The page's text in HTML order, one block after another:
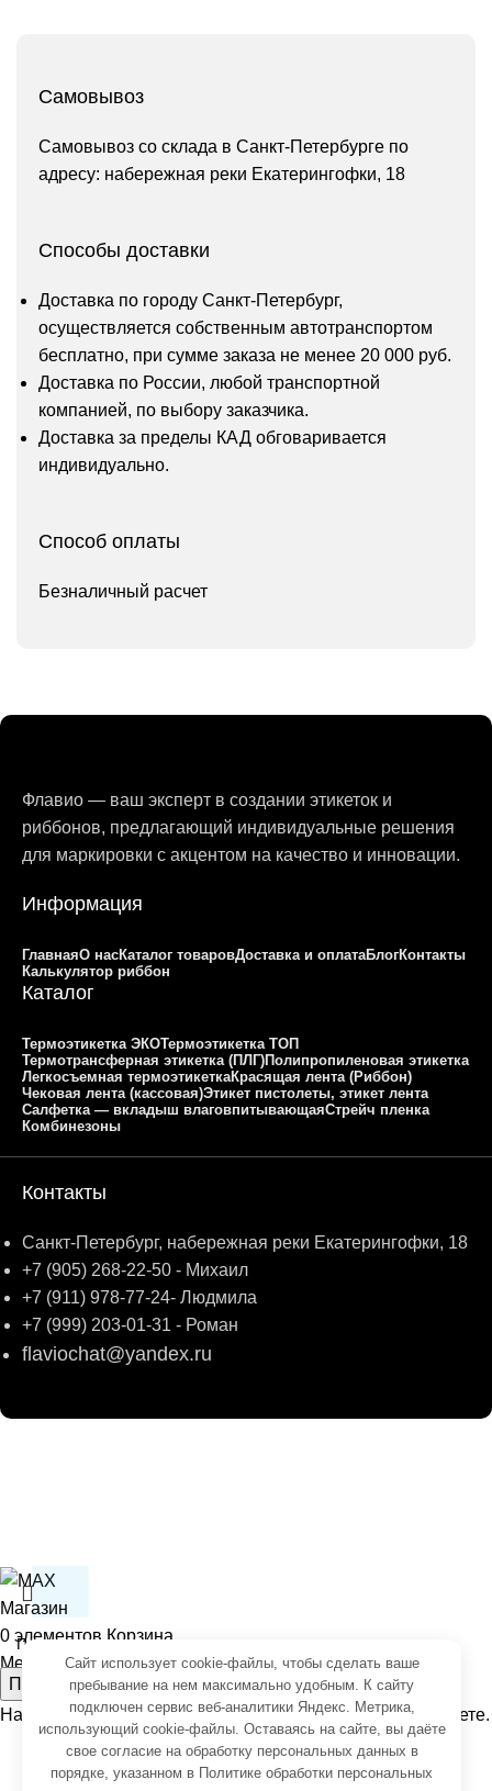
Самовывоз
Самовывоз со склада в Санкт-Петербурге по
адресу: набережная реки Екатерингофки, 18
Способы доставки
Доставка по городу Санкт-Петербург,
осуществляется собственным автотранспортом
бесплатно, при сумме заказа не менее 20 000 руб.
Доставка по России, любой транспортной
компанией, по выбору заказчика.
Доставка за пределы КАД обговаривается
индивидуально.
Способ оплаты
Безналичный расчет
Флавио — ваш эксперт в создании этикеток и
риббонов, предлагающий индивидуальные решения
для маркировки с акцентом на качество и инновации.
Информация
ГлавнаяО насКаталог товаровДоставка и оплатаБлогКонтакты
Калькулятор риббон
Каталог
Термоэтикетка ЭКОТермоэтикетка ТОП
Термотрансферная этикетка (ПЛГ)Полипропиленовая этикетка
Легкосъемная термоэтикеткаКрасящая лента (Риббон)
Чековая лента (кассовая)Этикет пистолеты, этикет лента
Салфетка — вкладыш влаговпитывающаяСтрейч пленка
Комбинезоны
Контакты
Санкт-Петербург, набережная реки Екатерингофки, 18
+7 (905) 268-22-50 - Михаил
+7 (911) 978-77-24- Людмила
+7 (999) 203-01-31 - Роман
flaviochat@yandex.ru
Поиск
Начните вводить чтобы увидеть товары, которые вы ищете.
Магазин
0 элементов Корзина
Меню
Сайт использует cookie-файлы, чтобы сделать ваше
пребывание на нем максимально удобным. К cайту
подключен сервис веб-аналитики Яндекс. Метрика,
использующий cookie-файлы. Оставаясь на сайте, вы даёте
свое согласие на обработку персональных данных в
порядке, указанном в Политике обработки персональных